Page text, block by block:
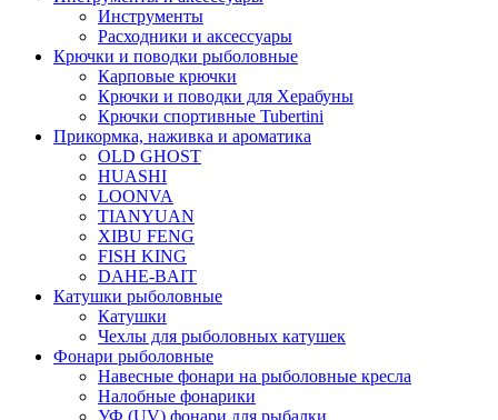
Инструменты
Расходники и аксессуары
Крючки и поводки рыболовные
Карповые крючки
Крючки и поводки для Херабуны
Крючки спортивные Tubertini
Прикормка, наживка и ароматика
OLD GHOST
HUASHI
LOONVA
TIANYUAN
XIBU FENG
FISH KING
DAHE-BAIT
Катушки рыболовные
Катушки
Чехлы для рыболовных катушек
Фонари рыболовные
Навесные фонари на рыболовные кресла
Налобные фонарики